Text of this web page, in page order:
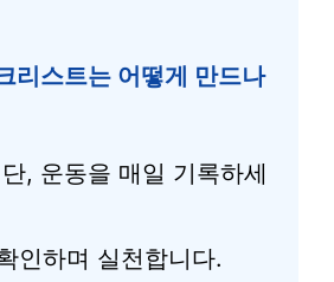
리스트는 어떻게 만드나
, 운동을 매일 기록하세
인하며 실천합니다.